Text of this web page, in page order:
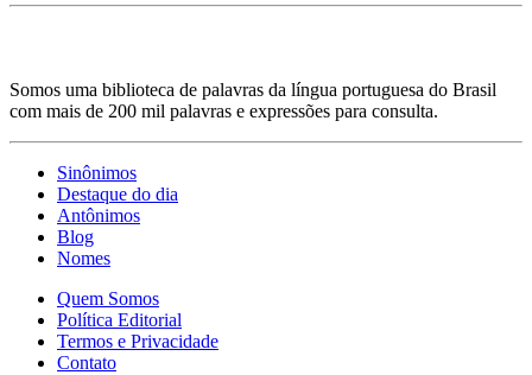
Somos uma biblioteca de palavras da língua portuguesa do Brasil
com mais de 200 mil palavras e expressões para consulta.
Sinônimos
Destaque do dia
Antônimos
Blog
Nomes
Quem Somos
Política Editorial
Termos e Privacidade
Contato